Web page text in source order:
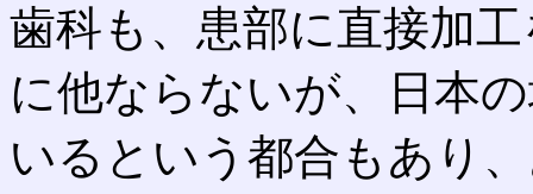
歯科も、患部に直接加
に他ならないが、日本
いるという都合もあり